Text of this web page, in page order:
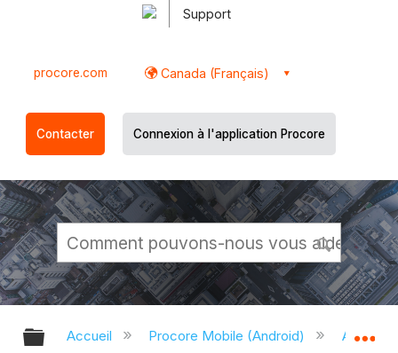
Support
procore.com Canada (Français)
Contacter Connexion à l'application Procore
Développer/réduire la hiérarchie
Accueil Procore Mobile (Android)